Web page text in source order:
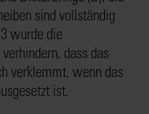
sind vollständig
wurde die
dass das
verklemmt, wenn das
ist.